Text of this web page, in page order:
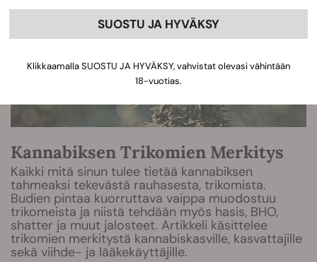
Kannabiksen Trikomien Merkitys
Kaikki mitä sinun tulee tietää kannabiksen
tahmeaksi tekevästä rauhasesta, trikomista.
Budien pintaa kuorruttava vaippa muodostuu
trikomeista ja niistä tehdään myös hasis, BHO,
shatter ja muut jalosteet. Artikkeli käsittelee
trikomien merkitystä kannabiskasville, kasvattajille
sekä viihde- ja lääkekäyttäjille.
SUOSTU JA HYVÄKSY
Klikkaamalla SUOSTU JA HYVÄKSY, vahvistat olevasi vähintään
18-vuotias.